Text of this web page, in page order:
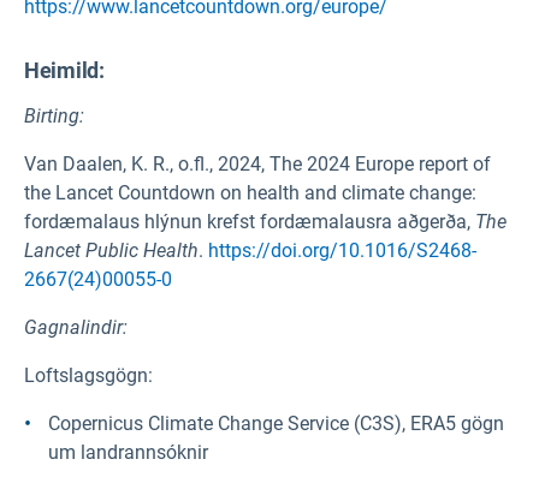
https://www.lancetcountdown.org/europe/
Heimild:
Birting:
Van Daalen, K. R., o.fl., 2024, The 2024 Europe report of
the Lancet Countdown on health and climate change:
fordæmalaus hlýnun krefst fordæmalausra aðgerða, The
Lancet Public Health. https://doi.org/10.1016/S2468-
2667(24)00055-0
Gagnalindir:
Loftslagsgögn:
Copernicus Climate Change Service (C3S), ERA5 gögn
um landrannsóknir